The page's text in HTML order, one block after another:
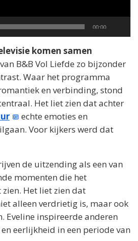
Total
00:00
komen samen
B&B Vol Liefde zo bijzonder
Waar het programma
en verbinding, stond
Het liet zien dat achter
echte emoties en
Voor kijkers werd dat
de uitzending als een van
momenten die het
Het liet zien dat
alleen verdrietig is, maar ook
Eveline inspireerde anderen
eerlijkheid in een periode van